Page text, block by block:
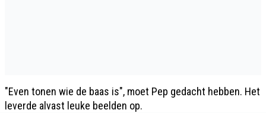
"Even tonen wie de baas is", moet Pep gedacht hebben. Het
leverde alvast leuke beelden op.